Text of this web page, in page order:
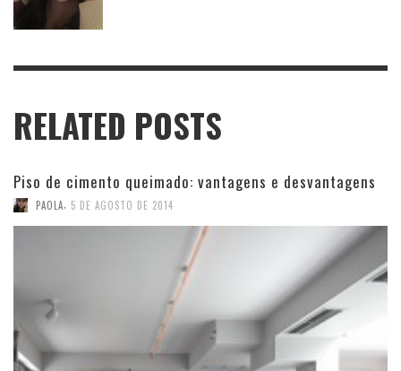
RELATED POSTS
Piso de cimento queimado: vantagens e desvantagens
PAOLA 5 DE AGOSTO DE 2014